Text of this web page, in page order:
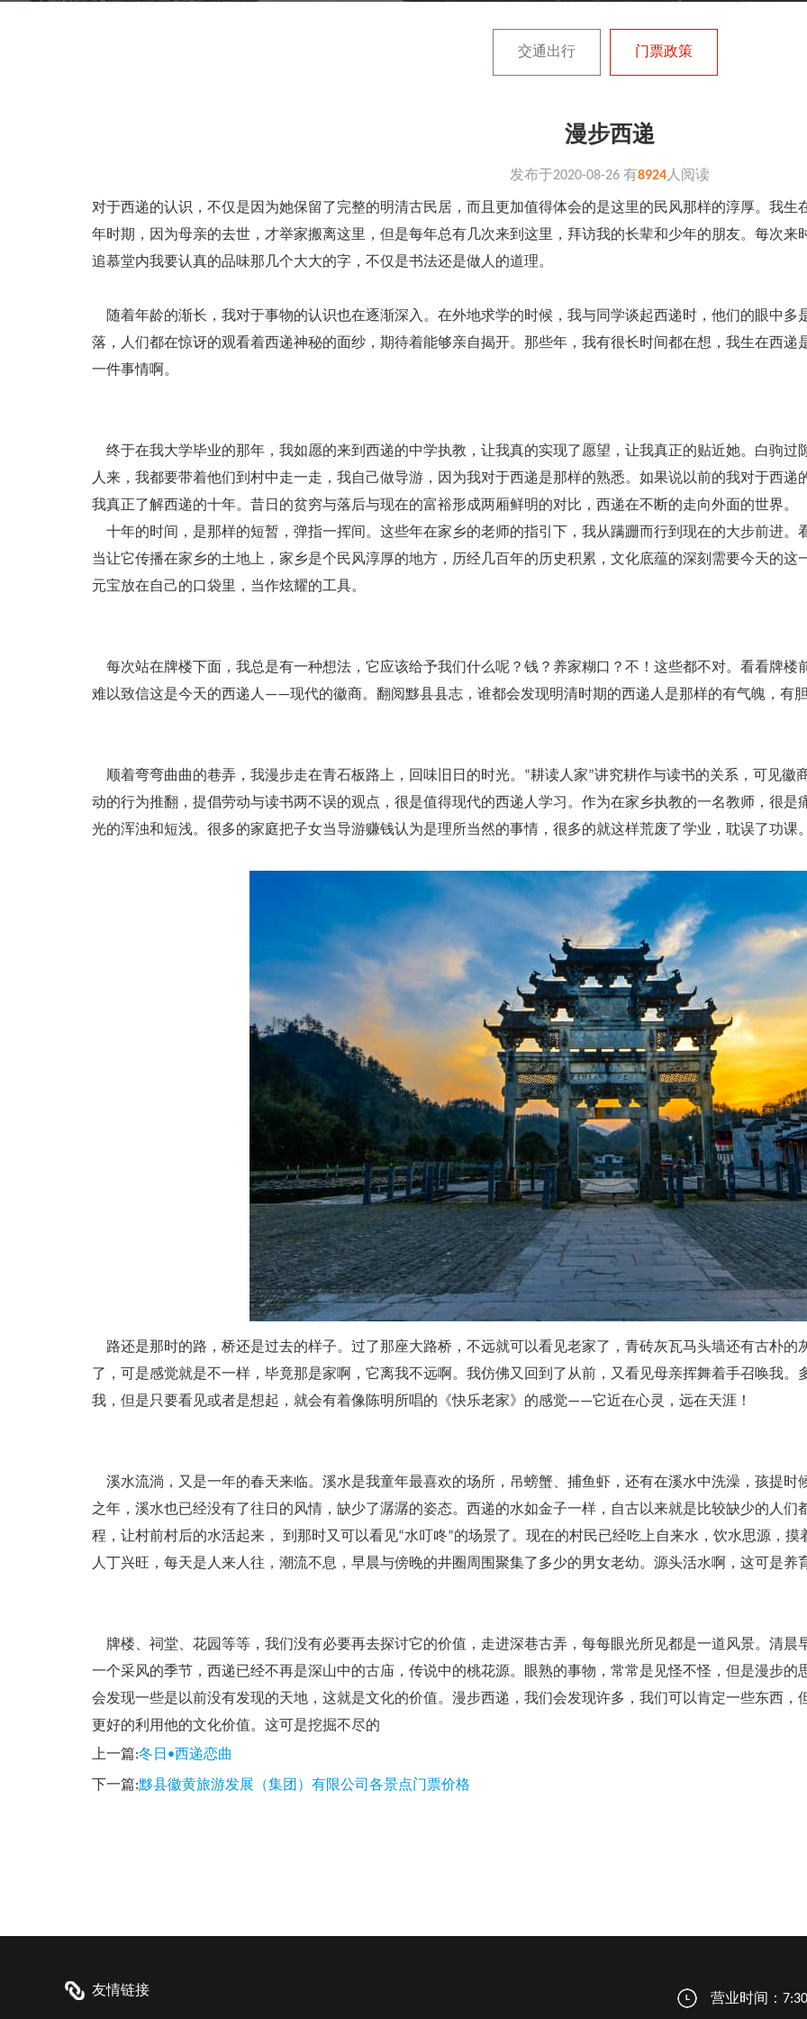
交通出行 门票政策
漫步西递
发布于2020-08-26 有8924人阅读
对于西递的认识，不仅是因为她保留了完整的明清古民居，而且更加值得体会的是这里的民风那样的淳厚。我
年时期，因为母亲的去世，才举家搬离这里，但是每年总有几次来到这里，拜访我的长辈和少年的朋友。每次
追慕堂内我要认真的品味那几个大大的字，不仅是书法还是做人的道理。
随着年龄的渐长，我对于事物的认识也在逐渐深入。在外地求学的时候，我与同学谈起西递时，他们的眼中多
落，人们都在惊讶的观看着西递神秘的面纱，期待着能够亲自揭开。那些年，我有很长时间都在想，我生在西
一件事情啊。
终于在我大学毕业的那年，我如愿的来到西递的中学执教，让我真的实现了愿望，让我真正的贴近她。白驹过
人来，我都要带着他们到村中走一走，我自己做导游，因为我对于西递是那样的熟悉。如果说以前的我对于西
我真正了解西递的十年。昔日的贫穷与落后与现在的富裕形成两厢鲜明的对比，西递在不断的走向外面的世界。
十年的时间，是那样的短暂，弹指一挥间。这些年在家乡的老师的指引下，我从蹒跚而行到现在的大步前进。
当让它传播在家乡的土地上，家乡是个民风淳厚的地方，历经几百年的历史积累，文化底蕴的深刻需要今天的
元宝放在自己的口袋里，当作炫耀的工具。
每次站在牌楼下面，我总是有一种想法，它应该给予我们什么呢？钱？养家糊口？不！这些都不对。看看牌楼
难以致信这是今天的西递人——现代的徽商。翻阅黟县县志，谁都会发现明清时期的西递人是那样的有气魄，有
顺着弯弯曲曲的巷弄，我漫步走在青石板路上，回味旧日的时光。“耕读人家”讲究耕作与读书的关系，可见徽
动的行为推翻，提倡劳动与读书两不误的观点，很是值得现代的西递人学习。作为在家乡执教的一名教师，很
光的浑浊和短浅。很多的家庭把子女当导游赚钱认为是理所当然的事情，很多的就这样荒废了学业，耽误了功课
路还是那时的路，桥还是过去的样子。过了那座大路桥，不远就可以看见老家了，青砖灰瓦马头墙还有古朴的
了，可是感觉就是不一样，毕竟那是家啊，它离我不远啊。我仿佛又回到了从前，又看见母亲挥舞着手召唤我
我，但是只要看见或者是想起，就会有着像陈明所唱的《快乐老家》的感觉——它近在心灵，远在天涯！
溪水流淌，又是一年的春天来临。溪水是我童年最喜欢的场所，吊螃蟹、捕鱼虾，还有在溪水中洗澡，孩提时
之年，溪水也已经没有了往日的风情，缺少了潺潺的姿态。西递的水如金子一样，自古以来就是比较缺少的人
程，让村前村后的水活起来， 到那时又可以看见“水叮咚”的场景了。现在的村民已经吃上自来水，饮水思源，
人丁兴旺，每天是人来人往，潮流不息，早晨与傍晚的井圈周围聚集了多少的男女老幼。源头活水啊，这可是养
牌楼、祠堂、花园等等，我们没有必要再去探讨它的价值，走进深巷古弄，每每眼光所见都是一道风景。清晨
一个采风的季节，西递已经不再是深山中的古庙，传说中的桃花源。眼熟的事物，常常是见怪不怪，但是漫步
会发现一些是以前没有发现的天地，这就是文化的价值。漫步西递，我们会发现许多，我们可以肯定一些东西
更好的利用他的文化价值。这可是挖掘不尽的
上一篇:冬日•西递恋曲
下一篇:黟县徽黄旅游发展（集团）有限公司各景点门票价格